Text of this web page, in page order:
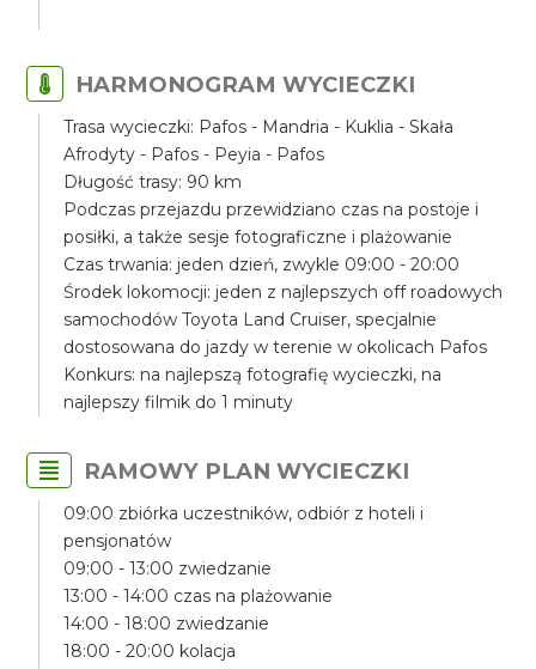
HARMONOGRAM WYCIECZKI
Trasa wycieczki: Pafos - Mandria - Kuklia - Skała
Afrodyty - Pafos - Peyia - Pafos
Długość trasy: 90 km
Podczas przejazdu przewidziano czas na postoje i
posiłki, a także sesje fotograficzne i plażowanie
Czas trwania: jeden dzień, zwykle 09:00 - 20:00
Środek lokomocji: jeden z najlepszych off roadowych
samochodów Toyota Land Cruiser, specjalnie
dostosowana do jazdy w terenie w okolicach Pafos
Konkurs: na najlepszą fotografię wycieczki, na
najlepszy filmik do 1 minuty
RAMOWY PLAN WYCIECZKI
09:00 zbiórka uczestników, odbiór z hoteli i
pensjonatów
09:00 - 13:00 zwiedzanie
13:00 - 14:00 czas na plażowanie
14:00 - 18:00 zwiedzanie
18:00 - 20:00 kolacja